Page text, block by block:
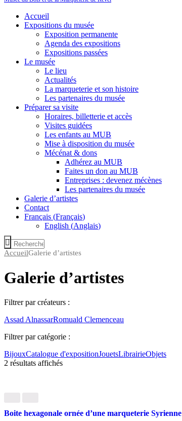
Accueil
Expositions du musée
Exposition permanente
Agenda des expositions
Expositions passées
Le musée
Le lieu
Actualités
La marqueterie et son histoire
Les partenaires du musée
Préparer sa visite
Horaires, billetterie et accès
Visites guidées
Les enfants au MUB
Mise à disposition du musée
Mécénat & dons
Adhérez au MUB
Faites un don au MUB
Entreprises : devenez mécènes
Les partenaires du musée
Galerie d’artistes
Contact
Français (Français)
English (Anglais)
AccueilGalerie d’artistes
Galerie d’artistes
Filtrer par créateurs :
Assad AlnassarRomuald Clemenceau
Filtrer par catégorie :
BijouxCatalogue d'expositionJouetsLibrairieObjets
2 résultats affichés
Boite hexagonale ornée d’une marqueterie Syrienne